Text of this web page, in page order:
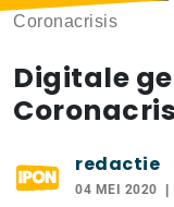
Coronacrisis
Digitale
redactie
04 MEI 2020